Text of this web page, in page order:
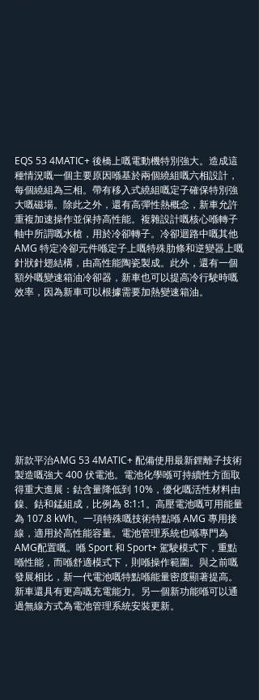
EQS 53 4MATIC+ 後橋上嘅電動機特別強大。造成這
種情況嘅一個主要原因喺基於兩個繞組嘅六相設計，
每個繞組為三相。帶有移入式繞組嘅定子確保特別強
大嘅磁場。除此之外，還有高彈性熱概念，新車允許
重複加速操作並保持高性能。複雜設計嘅核心喺轉子
軸中所謂嘅水槍，用於冷卻轉子。冷卻迴路中嘅其他
AMG 特定冷卻元件喺定子上嘅特殊肋條和逆變器上嘅
針狀針翅結構，由高性能陶瓷製成。此外，還有一個
額外嘅變速箱油冷卻器，新車也可以提高冷行駛時嘅
效率，因為新車可以根據需要加熱變速箱油。
新款平治AMG 53 4MATIC+ 配備使用最新鋰離子技術
製造嘅強大 400 伏電池。電池化學喺可持續性方面取
得重大進展：鈷含量降低到 10%，優化嘅活性材料由
鎳、鈷和錳組成，比例為 8:1:1。高壓電池嘅可用能量
為 107.8 kWh。一項特殊嘅技術特點喺 AMG 專用接
線，適用於高性能容量。電池管理系統也喺專門為
AMG配置嘅。喺 Sport 和 Sport+ 駕駛模式下，重點
喺性能，而喺舒適模式下，則喺操作範圍。與之前嘅
發展相比，新一代電池嘅特點喺能量密度顯著提高。
新車還具有更高嘅充電能力。另一個新功能喺可以通
過無線方式為電池管理系統安裝更新。